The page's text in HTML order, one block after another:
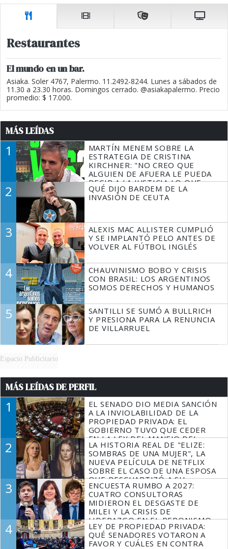
Restaurantes
El mundo en un bar.
Asiaka. Soler 4767, Palermo. 11.2492-8244. Lunes a sábados de
11.30 a 23.30 horas. Domingos cerrado. @asiakapalermo. Precio
promedio: $ 17.000.
MÁS LEÍDAS
1
MARTÍN MENEM SOBRE LA
ESTRATEGIA DE CRISTINA
KIRCHNER: "NO CREO QUE
ALGUIEN DE AFUERA LE PUEDA
DECIR A LA JUSTICIA LO QUE
TIENE QUE HACER"
2
QUÉ DIJO BARDEM DE LA
INVASIÓN DE CEUTA
3
ALEXIS MAC ALLISTER CUMPLIÓ
Y SE IMPLANTÓ PELO ANTES DE
VOLVER AL FÚTBOL INGLÉS
4
CHAUVINISMO BOBO Y CRISIS
CON BRASIL: LOS ARGENTINOS
SOMOS DERECHOS Y HUMANOS
5
SANTILLI SE SUMÓ A BULLRICH
Y PRESIONA PARA LA RENUNCIA
DE VILLARRUEL
Espacio Publicitario
MÁS LEÍDAS DE PERFIL
1
EL SENADO DIO MEDIA SANCIÓN
A LA INVIOLABILIDAD DE LA
PROPIEDAD PRIVADA: EL
GOBIERNO TUVO QUE CEDER
EN LA LEY DEL MANEJO DEL
FUEGO
2
LA HISTORIA REAL DE "ELIZE:
SOMBRAS DE UNA MUJER", LA
NUEVA PELÍCULA DE NETFLIX
SOBRE EL CASO DE UNA ESPOSA
QUE DESCUARTIZÓ A SU
MARIDO
3
ENCUESTA RUMBO A 2027:
CUATRO CONSULTORAS
MIDIERON EL DESGASTE DE
MILEI Y LA CRISIS DE
LIDERAZGO EN EL PERONISMO
4
LEY DE PROPIEDAD PRIVADA:
QUÉ SENADORES VOTARON A
FAVOR Y CUÁLES EN CONTRA